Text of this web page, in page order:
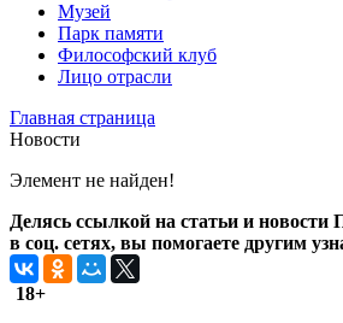
Музей
Парк памяти
Философский клуб
Лицо отрасли
Главная страница
Новости
Элемент не найден!
Делясь ссылкой на статьи и новости
в соц. сетях, вы помогаете другим
18+